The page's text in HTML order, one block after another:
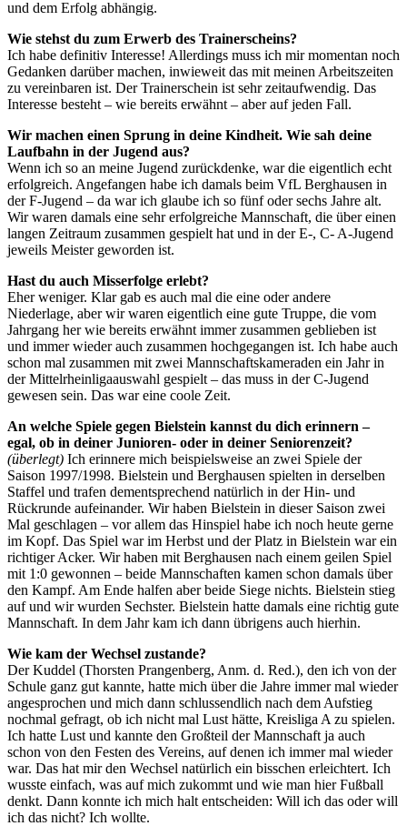
und dem Erfolg abhängig.
Wie stehst du zum Erwerb des Trainerscheins?
Ich habe definitiv Interesse! Allerdings muss ich mir momentan noch
Gedanken darüber machen, inwieweit das mit meinen Arbeitszeiten
zu vereinbaren ist. Der Trainerschein ist sehr zeitaufwendig. Das
Interesse besteht – wie bereits erwähnt – aber auf jeden Fall.
Wir machen einen Sprung in deine Kindheit. Wie sah deine
Laufbahn in der Jugend aus?
Wenn ich so an meine Jugend zurückdenke, war die eigentlich echt
erfolgreich. Angefangen habe ich damals beim VfL Berghausen in
der F-Jugend – da war ich glaube ich so fünf oder sechs Jahre alt.
Wir waren damals eine sehr erfolgreiche Mannschaft, die über einen
langen Zeitraum zusammen gespielt hat und in der E-, C- A-Jugend
jeweils Meister geworden ist.
Hast du auch Misserfolge erlebt?
Eher weniger. Klar gab es auch mal die eine oder andere
Niederlage, aber wir waren eigentlich eine gute Truppe, die vom
Jahrgang her wie bereits erwähnt immer zusammen geblieben ist
und immer wieder auch zusammen hochgegangen ist. Ich habe auch
schon mal zusammen mit zwei Mannschaftskameraden ein Jahr in
der Mittelrheinligaauswahl gespielt – das muss in der C-Jugend
gewesen sein. Das war eine coole Zeit.
An welche Spiele gegen Bielstein kannst du dich erinnern –
egal, ob in deiner Junioren- oder in deiner Seniorenzeit?
(überlegt) Ich erinnere mich beispielsweise an zwei Spiele der
Saison 1997/1998. Bielstein und Berghausen spielten in derselben
Staffel und trafen dementsprechend natürlich in der Hin- und
Rückrunde aufeinander. Wir haben Bielstein in dieser Saison zwei
Mal geschlagen – vor allem das Hinspiel habe ich noch heute gerne
im Kopf. Das Spiel war im Herbst und der Platz in Bielstein war ein
richtiger Acker. Wir haben mit Berghausen nach einem geilen Spiel
mit 1:0 gewonnen – beide Mannschaften kamen schon damals über
den Kampf. Am Ende halfen aber beide Siege nichts. Bielstein stieg
auf und wir wurden Sechster. Bielstein hatte damals eine richtig gute
Mannschaft. In dem Jahr kam ich dann übrigens auch hierhin.
Wie kam der Wechsel zustande?
Der Kuddel (Thorsten Prangenberg, Anm. d. Red.), den ich von der
Schule ganz gut kannte, hatte mich über die Jahre immer mal wieder
angesprochen und mich dann schlussendlich nach dem Aufstieg
nochmal gefragt, ob ich nicht mal Lust hätte, Kreisliga A zu spielen.
Ich hatte Lust und kannte den Großteil der Mannschaft ja auch
schon von den Festen des Vereins, auf denen ich immer mal wieder
war. Das hat mir den Wechsel natürlich ein bisschen erleichtert. Ich
wusste einfach, was auf mich zukommt und wie man hier Fußball
denkt. Dann konnte ich mich halt entscheiden: Will ich das oder will
ich das nicht? Ich wollte.